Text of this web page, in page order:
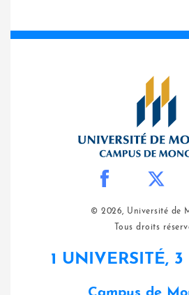
© 2026, Université de
Tous droits
1 UNIVERSITÉ,